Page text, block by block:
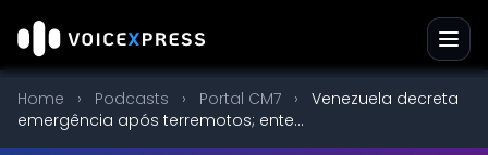
Home › Podcasts › Portal CM7 ›
Venezuela decreta
emergência após terremotos; ente...